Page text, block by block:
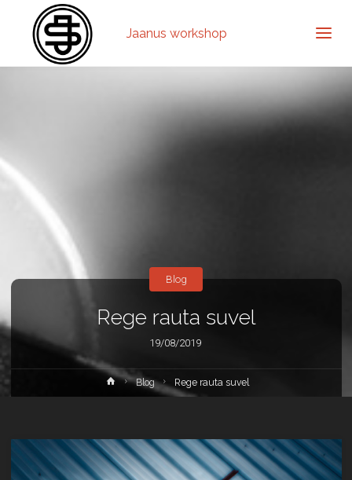
Jaanus workshop
Rege rauta suvel
19/08/2019
Blog
HomeBlog Rege rauta suvel